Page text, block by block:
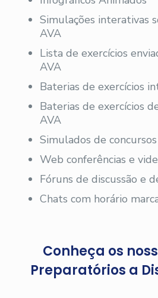
Simulações interativas
AVA
Lista de exercícios
AVA
Baterias de exercícios
Baterias de exercícios
AVA
Simulados de
Web conferências e
Fóruns de discussão e
Chats com horário
Conheça os
Preparatórios a